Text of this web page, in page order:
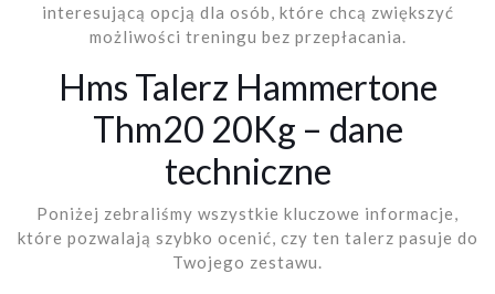
interesującą opcją dla osób, które chcą zwiększyć
możliwości treningu bez przepłacania.
Hms Talerz Hammertone
Thm20 20Kg – dane
techniczne
Poniżej zebraliśmy wszystkie kluczowe informacje,
które pozwalają szybko ocenić, czy ten talerz pasuje do
Twojego zestawu.